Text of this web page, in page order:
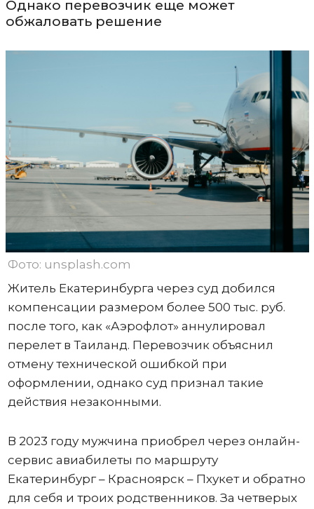
Однако перевозчик еще может
обжаловать решение
Фото: unsplash.com
Житель Екатеринбурга через суд добился
компенсации размером более 500 тыс. руб.
после того, как «Аэрофлот» аннулировал
перелет в Таиланд. Перевозчик объяснил
отмену технической ошибкой при
оформлении, однако суд признал такие
действия незаконными.
В 2023 году мужчина приобрел через онлайн-
сервис авиабилеты по маршруту
Екатеринбург – Красноярск – Пхукет и обратно
для себя и троих родственников. За четверых